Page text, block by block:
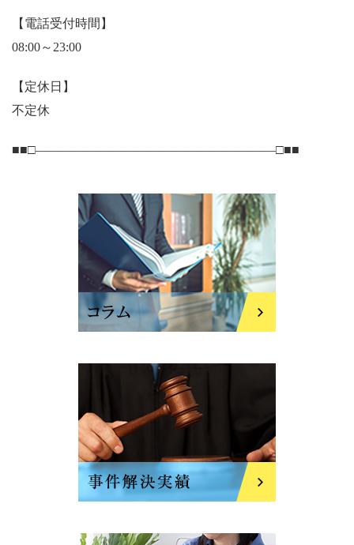
【電話受付時間】
08:00～23:00
【定休日】
不定休
■■□―――――――――――――――――――□■■